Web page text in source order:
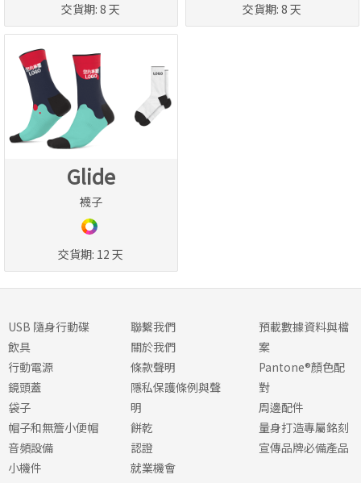
交貨期: 8 天 交貨期: 8 天
Glide
襪子
交貨期: 12 天
USB 隨身行動碟
飲具
行動電源
鏡頭蓋
袋子
帽子和無簷小便帽
音頻設備
小機件
聯繫我們
關於我們
條款聲明
隱私保護條例與聲
明
餅乾
認證
就業機會
預載數據資料與檔
案
Pantone®顏色配
對
周邊配件
量身打造專屬銘刻
宣傳品牌必備產品